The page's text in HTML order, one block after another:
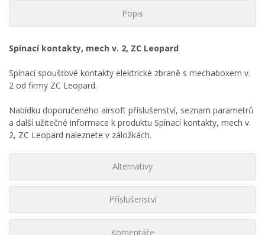
Popis
Spínací kontakty, mech v. 2, ZC Leopard
Spínací spoušťové kontakty elektrické zbraně s mechaboxem v.
2 od firmy ZC Leopard.
Nabídku doporučeného airsoft příslušenství, seznam parametrů
a další užitečné informace k produktu Spínací kontakty, mech v.
2, ZC Leopard naleznete v záložkách.
Alternativy
Příslušenství
Komentáře